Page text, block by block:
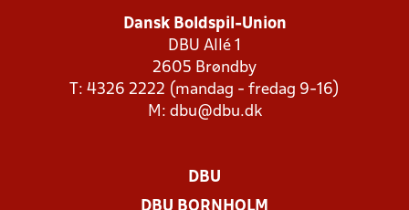
Dansk Boldspil-Union
DBU Allé 1
2605 Brøndby
T: 4326 2222 (mandag - fredag 9-16)
M: dbu@dbu.dk
DBU